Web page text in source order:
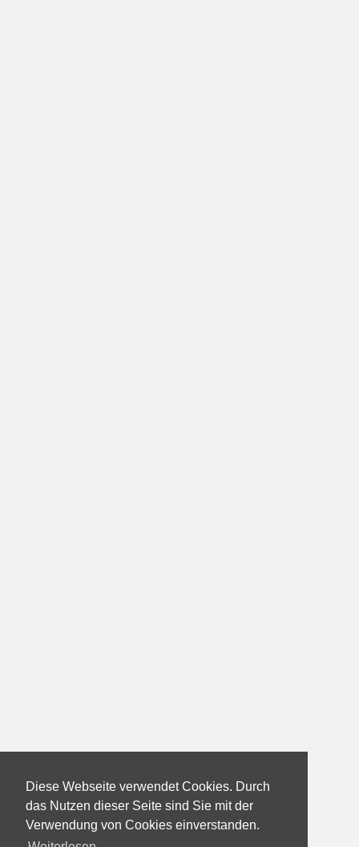
Diese Webseite verwendet Cookies. Durch
das Nutzen dieser Seite sind Sie mit der
Verwendung von Cookies einverstanden.